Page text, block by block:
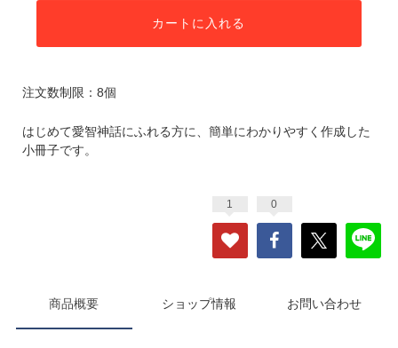
カートに入れる
注文数制限：8個
はじめて愛智神話にふれる方に、簡単にわかりやすく作成した
小冊子です。
1 0
商品概要 ショップ情報 お問い合わせ